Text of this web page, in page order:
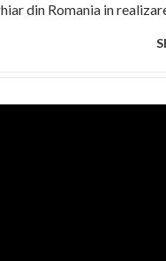
din Romania in